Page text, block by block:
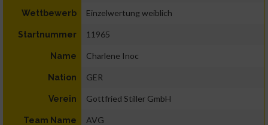
Wettbewerb Einzelwertung weiblich
Startnummer 11965
Name Charlene Inoc
Nation GER
Verein Gottfried Stiller GmbH
Team Name AVG